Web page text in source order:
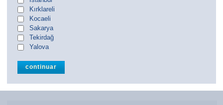
Kırklareli
Kocaeli
Sakarya
Tekirdağ
Yalova